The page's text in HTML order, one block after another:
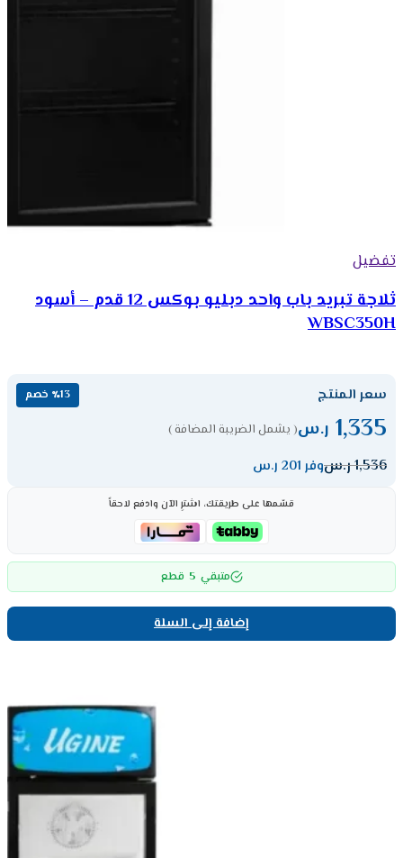
تفضيل
ثلاجة تبريد باب واحد دبليو بوكس 12 قدم – أسود
WBSC350H
سعر المنتج ٪13 خصم
1,335 ر.س( يشمل الضريبة المضافة )
1,536ر.سوفر 201 ر.س
قسّمها على طريقتك، اشترِ الآن وادفع لاحقاً
متبقي 5 قطع
إضافة إلى السلة